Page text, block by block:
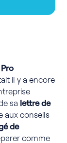
il y a encore
sa lettre de
aux conseils
de
comme